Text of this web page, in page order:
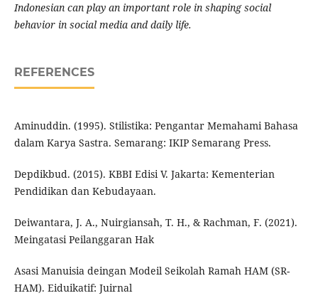
Indonesian can play an important role in shaping social
behavior in social media and daily life.
REFERENCES
Aminuddin. (1995). Stilistika: Pengantar Memahami Bahasa
dalam Karya Sastra. Semarang: IKIP Semarang Press.
Depdikbud. (2015). KBBI Edisi V. Jakarta: Kementerian
Pendidikan dan Kebudayaan.
Deiwantara, J. A., Nuirgiansah, T. H., & Rachman, F. (2021).
Meingatasi Peilanggaran Hak
Asasi Manuisia deingan Modeil Seikolah Ramah HAM (SR-
HAM). Eiduikatif: Juirnal